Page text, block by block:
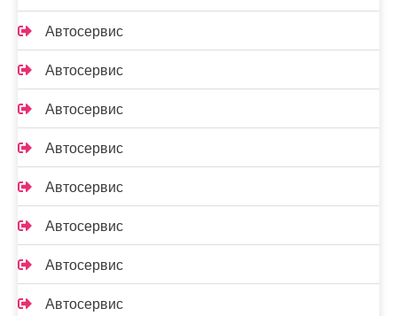
Автосервис
Автосервис
Автосервис
Автосервис
Автосервис
Автосервис
Автосервис
Автосервис